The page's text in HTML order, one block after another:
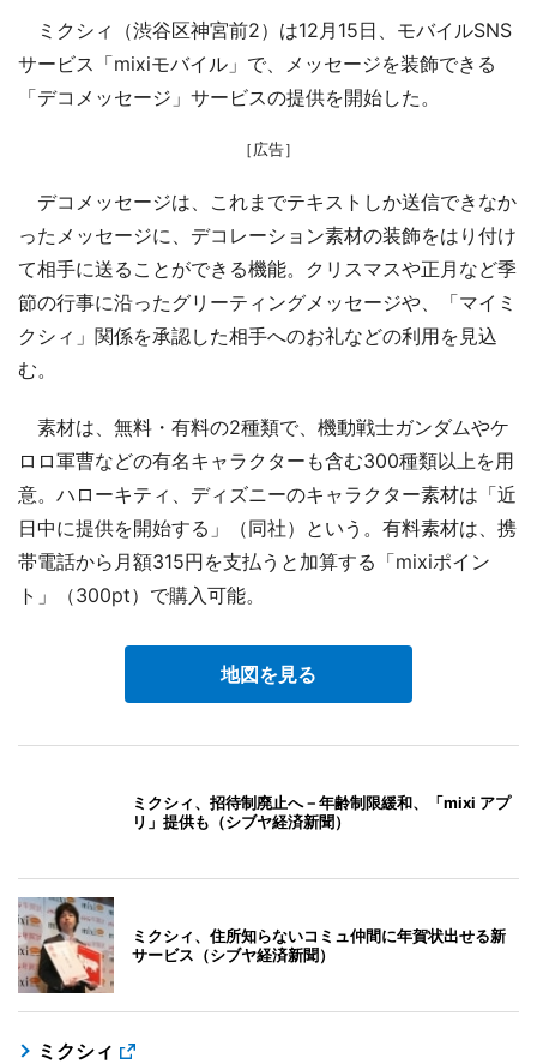
ミクシィ（渋谷区神宮前2）は12月15日、モバイルSNS
サービス「mixiモバイル」で、メッセージを装飾できる
「デコメッセージ」サービスの提供を開始した。
［広告］
デコメッセージは、これまでテキストしか送信できなか
ったメッセージに、デコレーション素材の装飾をはり付け
て相手に送ることができる機能。クリスマスや正月など季
節の行事に沿ったグリーティングメッセージや、「マイミ
クシィ」関係を承認した相手へのお礼などの利用を見込
む。
素材は、無料・有料の2種類で、機動戦士ガンダムやケ
ロロ軍曹などの有名キャラクターも含む300種類以上を用
意。ハローキティ、ディズニーのキャラクター素材は「近
日中に提供を開始する」（同社）という。有料素材は、携
帯電話から月額315円を支払うと加算する「mixiポイン
ト」（300pt）で購入可能。
地図を見る
ミクシィ、招待制廃止へ－年齢制限緩和、「mixi アプ
リ」提供も（シブヤ経済新聞）
ミクシィ、住所知らないコミュ仲間に年賀状出せる新
サービス（シブヤ経済新聞）
ミクシィ